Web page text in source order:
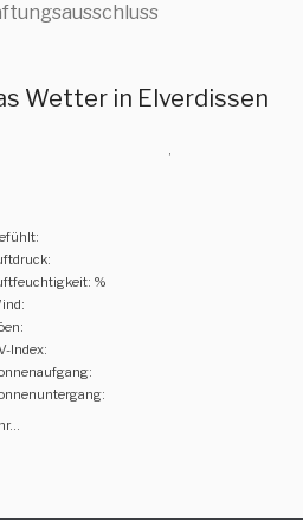
Wetter in Elverdissen
,
%
Index: